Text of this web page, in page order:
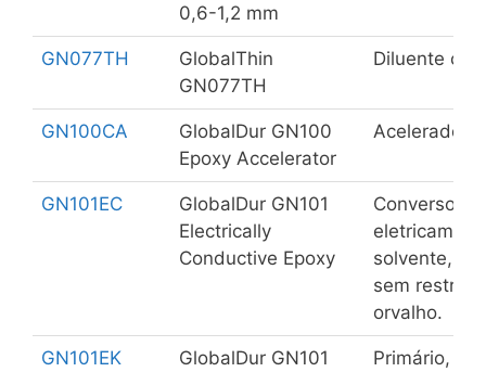
0,6-1,2 mm
GN077TH
GlobalThin
GN077TH
Diluente
GN100CA
GlobalDur GN100
Epoxy Accelerator
Acelerador
GN101EC
GlobalDur GN101
Electrically
Conductive Epoxy
Conversor /
solvente,
sem
orvalho.
GN101EK
GlobalDur GN101
Primário,